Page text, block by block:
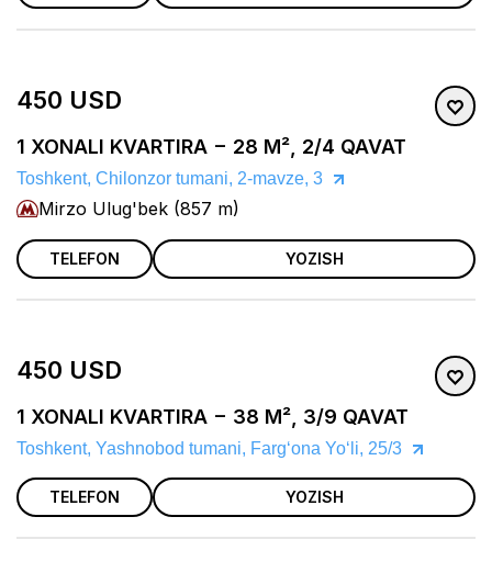
450 USD
1 XONALI KVARTIRA − 28 M², 2/4 QAVAT
Toshkent, Chilonzor tumani, 2-mavze, 3
Mirzo Ulug'bek (857 m)
TELEFON YOZISH
450 USD
1 XONALI KVARTIRA − 38 M², 3/9 QAVAT
Toshkent, Yashnobod tumani, Fargʻona Yoʻli, 25/3
TELEFON YOZISH